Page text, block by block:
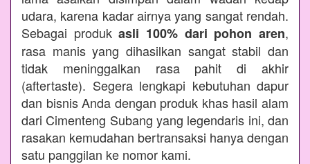
udara, karena kadar airnya yang sangat rendah.
Sebagai produkasli 100% dari pohon aren,
rasa manis yang dihasilkan sangat stabil dan
tidak meninggalkan rasa pahit di akhir
(aftertaste). Segera lengkapi kebutuhan dapur
dan bisnis Anda dengan produk khas hasil alam
dari Cimenteng Subang yang legendaris ini, dan
rasakan kemudahan bertransaksi hanya dengan
satu panggilan ke nomor kami.